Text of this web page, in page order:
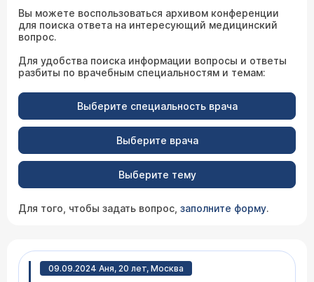
Вы можете воспользоваться архивом конференции
для поиска ответа на интересующий медицинский
вопрос.
Для удобства поиска информации вопросы и ответы
разбиты по врачебным специальностям и темам:
Выберите специальность врача
Выберите врача
Выберите тему
Для того, чтобы задать вопрос, заполните форму.
09.09.2024 Аня, 20 лет, Москва